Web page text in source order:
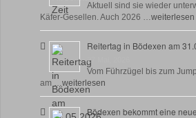
Aktuell sind sie wieder
Käfer-Gesellen. Auch 2026 …weiterlesen
Reitertag in Bödexen am
27 Mai, 2026
Vom Führzügel bis zum
am …weiterlesen
Bödexen bekommt eine